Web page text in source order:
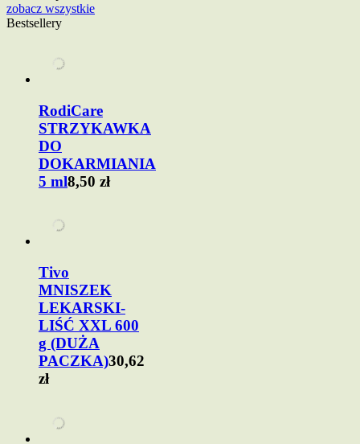
zobacz wszystkie
Bestsellery
RodiCare
STRZYKAWKA
DO
DOKARMIANIA
5 ml8,50 zł
Tivo
MNISZEK
LEKARSKI-
LIŚĆ XXL 600
g (DUŻA
PACZKA)30,62
zł